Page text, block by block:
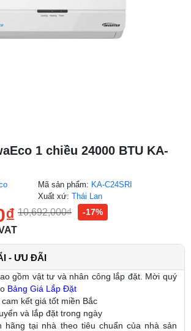
1 chiều 24000 BTU KA-
Mã sản phẩm: KA-C24SRI
Xuất xứ:Thái Lan
₫ 10,692,000₫ -17%
- ƯU ĐÃI
gồm vật tư và nhân công lắp đặt. Mời quý
Bảng Giá Lắp Đặt
kết giá tốt miền Bắc
và lắp đặt trong ngày
hãng tại nhà theo tiêu chuẩn của nhà sản